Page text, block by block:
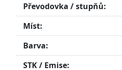
Převodovka / stupňů:
Míst:
Barva:
STK / Emise: